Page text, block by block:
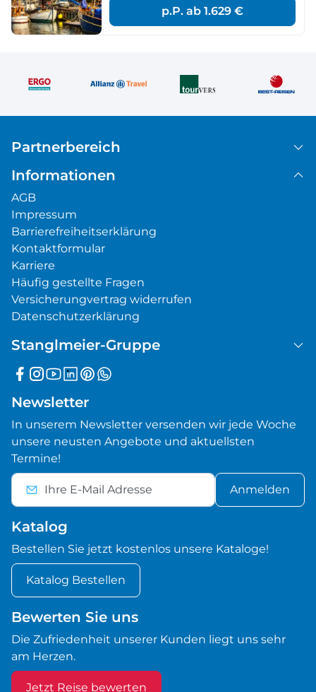
p.P. ab 1.629 €
Partnerbereich
Informationen
AGB
Impressum
Barrierefreiheitserklärung
Kontaktformular
Karriere
Häufig gestellte Fragen
Versicherungvertrag widerrufen
Datenschutzerklärung
Stanglmeier-Gruppe
Newsletter
In unserem Newsletter versenden wir jede Woche
unsere neusten Angebote und aktuellsten
Termine!
Anmelden
Katalog
Bestellen Sie jetzt kostenlos unsere Kataloge!
Katalog Bestellen
Bewerten Sie uns
Die Zufriedenheit unserer Kunden liegt uns sehr
am Herzen.
Jetzt Reise bewerten